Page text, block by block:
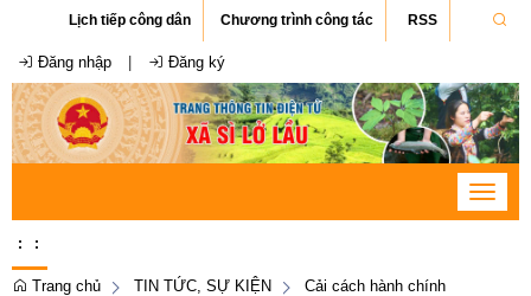
Lịch tiếp công dân Chương trình công tác RSS
Đăng nhập Đăng ký
Toggle
: :
Trang chủ TIN TỨC, SỰ KIỆN Cải cách hành chính